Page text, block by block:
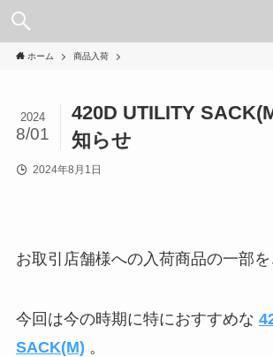
ホーム 商品入荷
420D UTILITY
知らせ
2024
8/01
2024年8月1日
お取引店舗様への入荷商品の一部を
今回は今の時期に特におすすめな
SACK(M) 。